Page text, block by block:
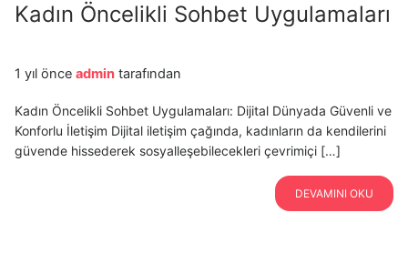
Kadın Öncelikli Sohbet Uygulamaları
1 yıl önce admin tarafından
Kadın Öncelikli Sohbet Uygulamaları: Dijital Dünyada Güvenli ve
Konforlu İletişim Dijital iletişim çağında, kadınların da kendilerini
güvende hissederek sosyalleşebilecekleri çevrimiçi […]
DEVAMINI OKU